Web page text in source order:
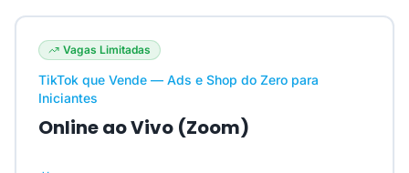
Vagas Limitadas
TikTok que Vende — Ads e Shop do Zero para
Iniciantes
Online ao Vivo (Zoom)